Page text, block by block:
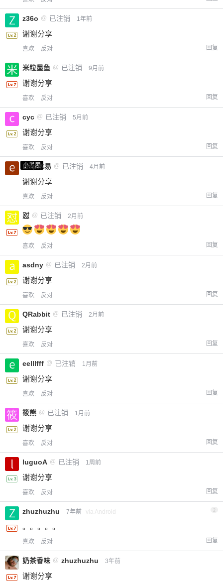
z36o @ 已注销 1年前
谢谢分享
喜欢 反对 回复
米粒墨鱼 @ 已注销 9月前
谢谢分享
喜欢 反对 回复
cyc @ 已注销 5月前
谢谢分享
喜欢 反对 回复
小黑屋
Emp木易 @ 已注销 4月前
谢谢分享
喜欢 反对 回复
怼 @ 已注销 2月前
喜欢 反对 回复
asdny @ 已注销 2月前
谢谢分享
喜欢 反对 回复
QRabbit @ 已注销 2月前
谢谢分享
喜欢 反对 回复
eelllfff @ 已注销 1月前
谢谢分享
喜欢 反对 回复
筱熊 @ 已注销 1月前
谢谢分享
喜欢 反对 回复
luguoA @ 已注销 1周前
谢谢分享
喜欢 反对 回复
zhuzhuzhu 7年前 via Android 2
。。。。。
喜欢 反对 回复
奶茶香味 @ zhuzhuzhu 3年前
谢谢分享